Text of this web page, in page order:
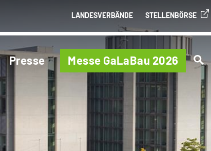
LANDESVERBÄNDE STELLENBÖRSE
Presse Messe GaLaBau 2026